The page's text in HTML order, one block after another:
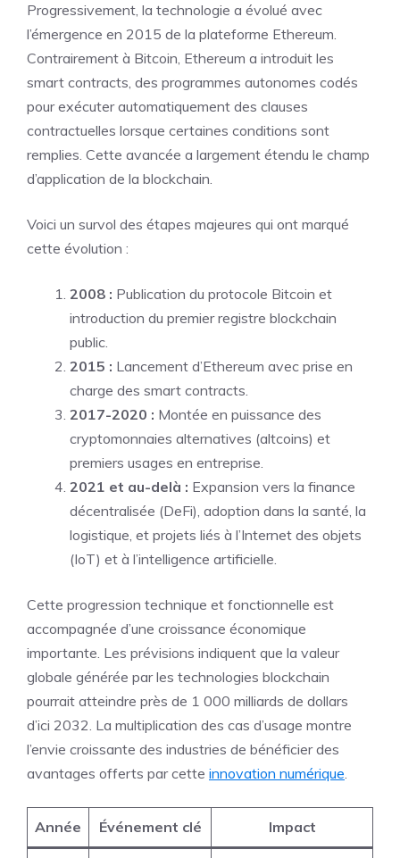
Progressivement, la technologie a évolué avec
l’émergence en 2015 de la plateforme Ethereum.
Contrairement à Bitcoin, Ethereum a introduit les
smart contracts, des programmes autonomes codés
pour exécuter automatiquement des clauses
contractuelles lorsque certaines conditions sont
remplies. Cette avancée a largement étendu le champ
d’application de la blockchain.
Voici un survol des étapes majeures qui ont marqué
cette évolution :
2008 : Publication du protocole Bitcoin et
introduction du premier registre blockchain
public.
2015 : Lancement d’Ethereum avec prise en
charge des smart contracts.
2017-2020 : Montée en puissance des
cryptomonnaies alternatives (altcoins) et
premiers usages en entreprise.
2021 et au-delà : Expansion vers la finance
décentralisée (DeFi), adoption dans la santé, la
logistique, et projets liés à l’Internet des objets
(IoT) et à l’intelligence artificielle.
Cette progression technique et fonctionnelle est
accompagnée d’une croissance économique
importante. Les prévisions indiquent que la valeur
globale générée par les technologies blockchain
pourrait atteindre près de 1 000 milliards de dollars
d’ici 2032. La multiplication des cas d’usage montre
l’envie croissante des industries de bénéficier des
avantages offerts par cette innovation numérique.
Année Événement clé Impact